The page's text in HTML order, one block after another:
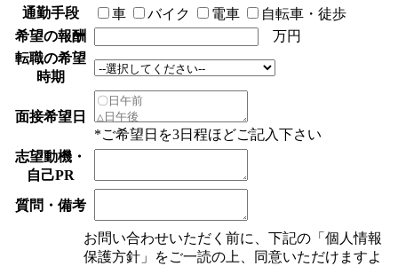
通勤手段
車 バイク 電車
自転車・徒歩
希望の報酬
万円
転職の希望
時期
面接希望日
*ご希望日を3日程ほどご記入下さい
志望動機・
自己PR
質問・備考
お問い合わせいただく前に、下記の「個人情報
保護方針」をご一読の上、同意いただけますよ